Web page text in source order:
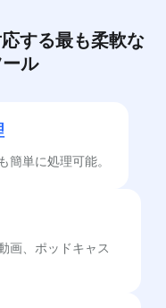
する最も柔軟な
ル
単に処理可能。
画、ポッドキャス